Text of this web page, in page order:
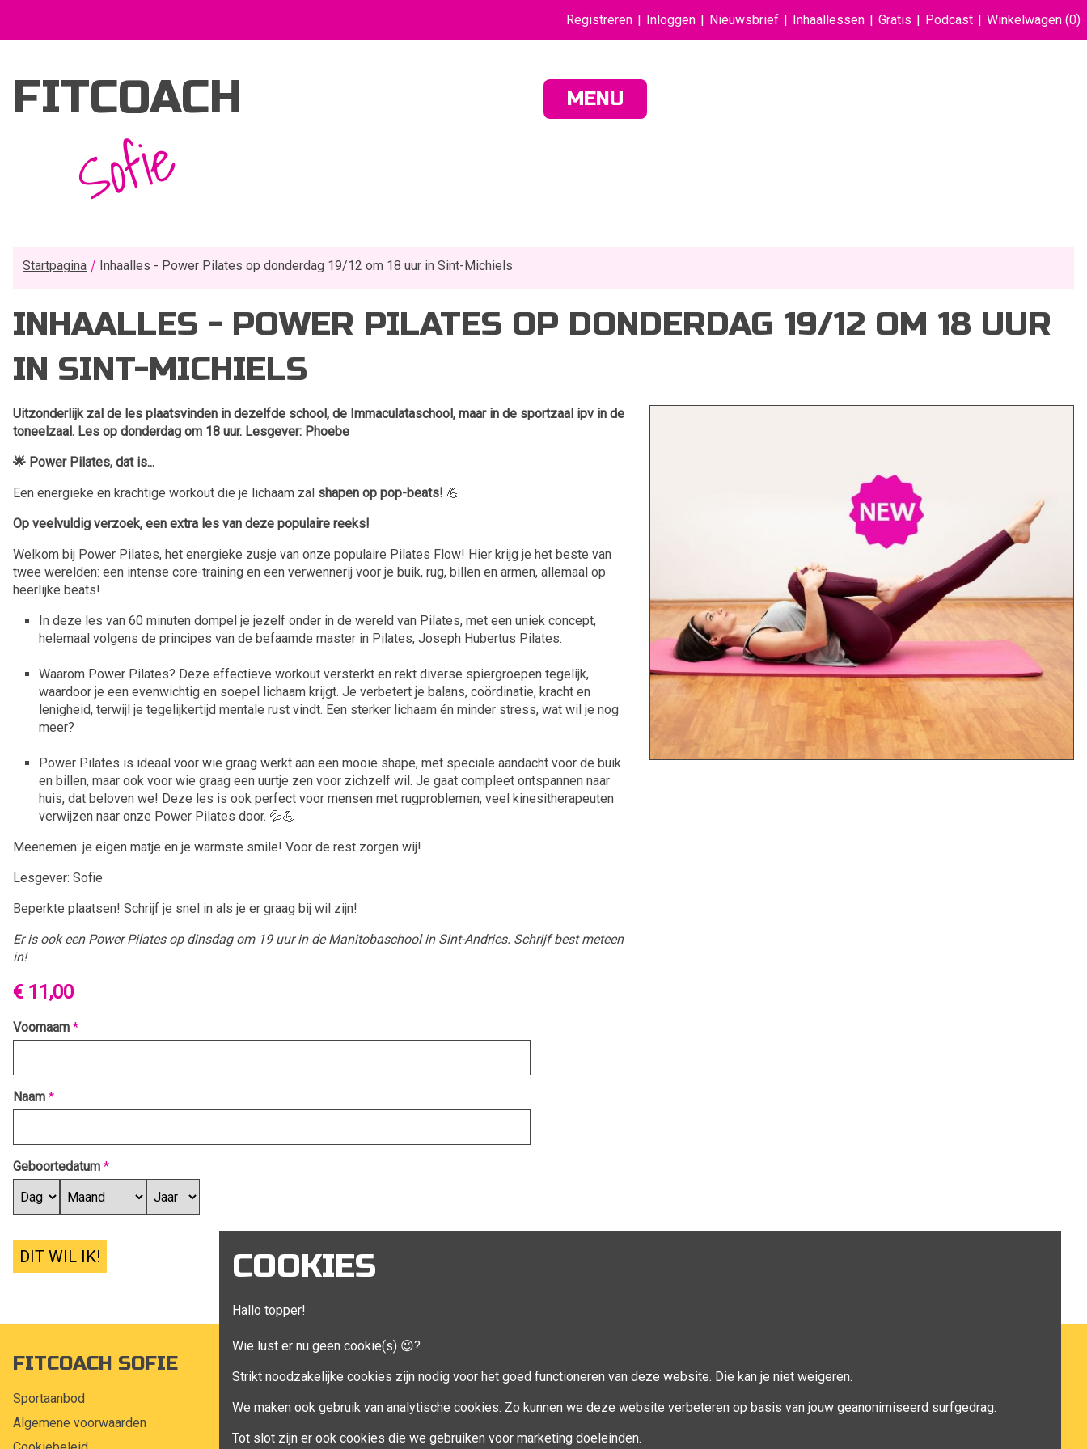
Registreren Inloggen Nieuwsbrief Inhaallessen Gratis Podcast Winkelwagen (0)
FITCOACH
Sofie
MENU
COOKIES
Hallo topper!
Wie lust er nu geen cookie(s) 😉?
Strikt noodzakelijke cookies zijn nodig voor het goed functioneren van deze website. Die kan je niet weigeren.
We maken ook gebruik van analytische cookies. Zo kunnen we deze website verbeteren op basis van jouw geanonimiseerd surfgedrag.
Tot slot zijn er ook cookies die we gebruiken voor marketing doeleinden.
Startpagina Inhaalles - Power Pilates op donderdag 19/12 om 18 uur in Sint-Michiels
INHAALLES - POWER PILATES OP DONDERDAG 19/12 OM 18 UUR
IN SINT-MICHIELS
Uitzonderlijk zal de les plaatsvinden in dezelfde school, de Immaculataschool, maar in de sportzaal ipv in de
toneelzaal. Les op donderdag om 18 uur. Lesgever: Phoebe
🌟 Power Pilates, dat is...
Een energieke en krachtige workout die je lichaam zal shapen op pop-beats! 💪
Op veelvuldig verzoek, een extra les van deze populaire reeks!
Welkom bij Power Pilates, het energieke zusje van onze populaire Pilates Flow! Hier krijg je het beste van
twee werelden: een intense core-training en een verwennerij voor je buik, rug, billen en armen, allemaal op
heerlijke beats!
In deze les van 60 minuten dompel je jezelf onder in de wereld van Pilates, met een uniek concept,
helemaal volgens de principes van de befaamde master in Pilates, Joseph Hubertus Pilates.
Waarom Power Pilates? Deze effectieve workout versterkt en rekt diverse spiergroepen tegelijk,
waardoor je een evenwichtig en soepel lichaam krijgt. Je verbetert je balans, coördinatie, kracht en
lenigheid, terwijl je tegelijkertijd mentale rust vindt. Een sterker lichaam én minder stress, wat wil je nog
meer?
Power Pilates is ideaal voor wie graag werkt aan een mooie shape, met speciale aandacht voor de buik
en billen, maar ook voor wie graag een uurtje zen voor zichzelf wil. Je gaat compleet ontspannen naar
huis, dat beloven we! Deze les is ook perfect voor mensen met rugproblemen; veel kinesitherapeuten
verwijzen naar onze Power Pilates door. 💦💪
Meenemen: je eigen matje en je warmste smile! Voor de rest zorgen wij!
Lesgever: Sofie
Beperkte plaatsen! Schrijf je snel in als je er graag bij wil zijn!
Er is ook een Power Pilates op dinsdag om 19 uur in de Manitobaschool in Sint-Andries. Schrijf best meteen
in!
€ 11,00
Voornaam *
Naam *
Geboortedatum *
DIT WIL IK!
FITCOACH SOFIE
Sportaanbod
Algemene voorwaarden
Mijn account